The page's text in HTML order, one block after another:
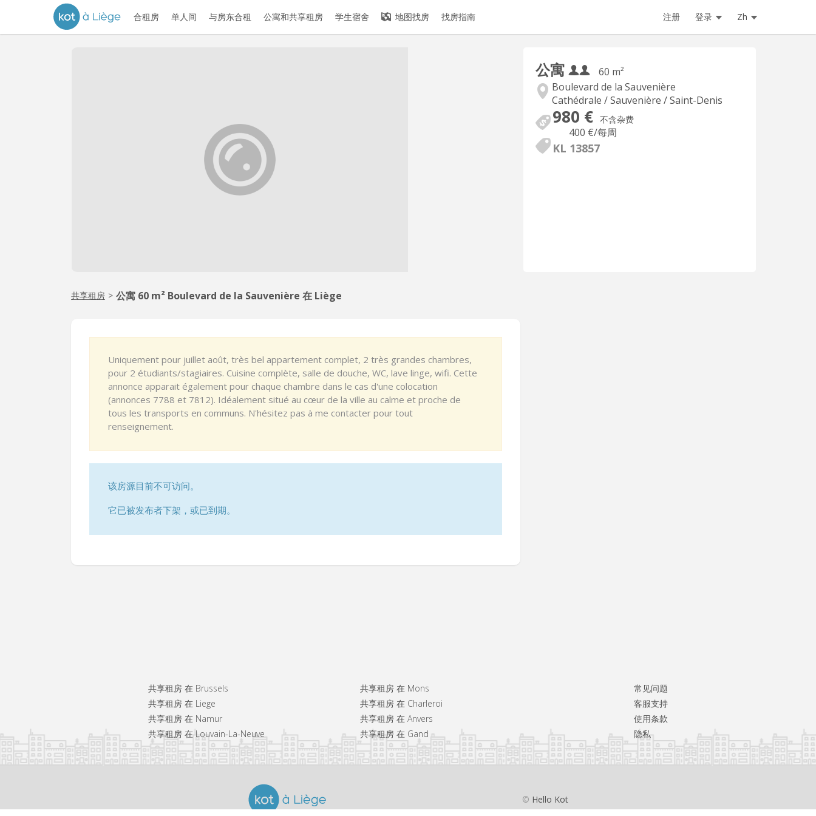
合租房 单人间 与房东合租 公寓和共享租房 学生宿舍 地图找房 找房指南 注册 登录 Zh
公寓
60 m²
Boulevard de la Sauvenière
Cathédrale / Sauvenière / Saint-Denis
980 € 不含杂费
400 €/每周
KL 13857
共享租房 > 公寓 60 m² Boulevard de la Sauvenière 在 Liège
Uniquement pour juillet août, très bel appartement complet, 2 très grandes chambres,
pour 2 étudiants/stagiaires. Cuisine complète, salle de douche, WC, lave linge, wifi. Cette
annonce apparait également pour chaque chambre dans le cas d'une colocation
(annonces 7788 et 7812). Idéalement situé au cœur de la ville au calme et proche de
tous les transports en communs. N'hésitez pas à me contacter pour tout
renseignement.
该房源目前不可访问。
它已被发布者下架，或已到期。
共享租房 在 Brussels
共享租房 在 Liege
共享租房 在 Namur
共享租房 在 Louvain-La-Neuve
共享租房 在 Mons
共享租房 在 Charleroi
共享租房 在 Anvers
共享租房 在 Gand
常见问题
客服支持
使用条款
隐私
© Hello Kot